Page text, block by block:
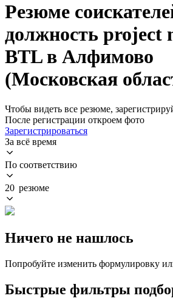
Резюме
должность project
BTL в Алфимово
(Московская
Чтобы видеть все резюме,
После регистрации откроем фото
Зарегистрироваться
За всё время
По соответствию
20 резюме
Ничего не нашлось
Попробуйте изменить формулировку
Быстрые фильтры